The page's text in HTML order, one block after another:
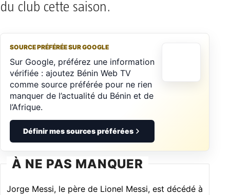
du club cette saison.
SOURCE PRÉFÉRÉE SUR GOOGLE
Sur Google, préférez une information
vérifiée : ajoutez Bénin Web TV
comme source préférée pour ne rien
manquer de l’actualité du Bénin et de
l’Afrique.
Définir mes sources préférées
À NE PAS MANQUER
Jorge Messi, le père de Lionel Messi, est décédé à